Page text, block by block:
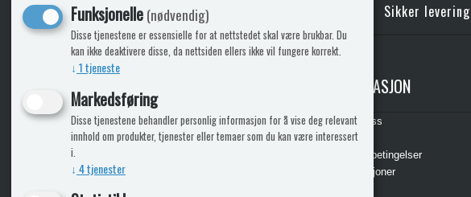
KLikk & hent Sikker levering
ICARAVANGRUPPEN
Bobilkjeden - iCaravan Tromsø
Caravan.no - når camping er livet
Fritidsvarehuset.no - barn og velvære
INFORMASJON
Kontakt oss
Cookies
Leveringsbetingelser
Reklamasjoner
Funksjonelle(nødvendig)
Disse tjenestene er essensielle for at nettstedet skal være brukbar. Du
kan ikke deaktivere disse, da nettsiden ellers ikke vil fungere korrekt.
↓ 1tjeneste
Markedsføring
Disse tjenestene behandler personlig informasjon for å vise deg relevant
innhold om produkter, tjenester eller temaer som du kan være interessert
i.
↓ 4tjenester